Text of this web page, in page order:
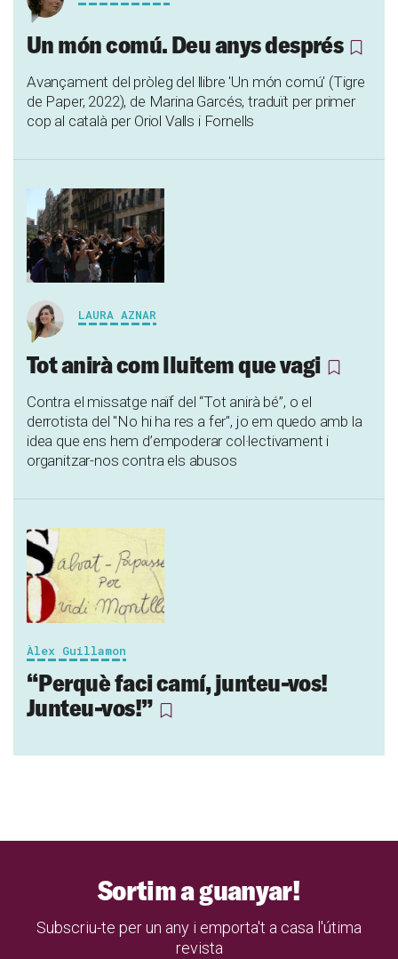
Un món comú. Deu anys després
Avançament del pròleg del llibre 'Un món comú' (Tigre
de Paper, 2022), de Marina Garcés, traduït per primer
cop al català per Oriol Valls i Fornells
LAURA AZNAR
Tot anirà com lluitem que vagi
Contra el missatge naïf del “Tot anirà bé”, o el
derrotista del "No hi ha res a fer", jo em quedo amb la
idea que ens hem d’empoderar col·lectivament i
organitzar-nos contra els abusos
Àlex Guillamon
“Perquè faci camí, junteu-vos!
Junteu-vos!”
Sortim a guanyar!
Subscriu-te per un any i emporta't a casa l'útima
revista